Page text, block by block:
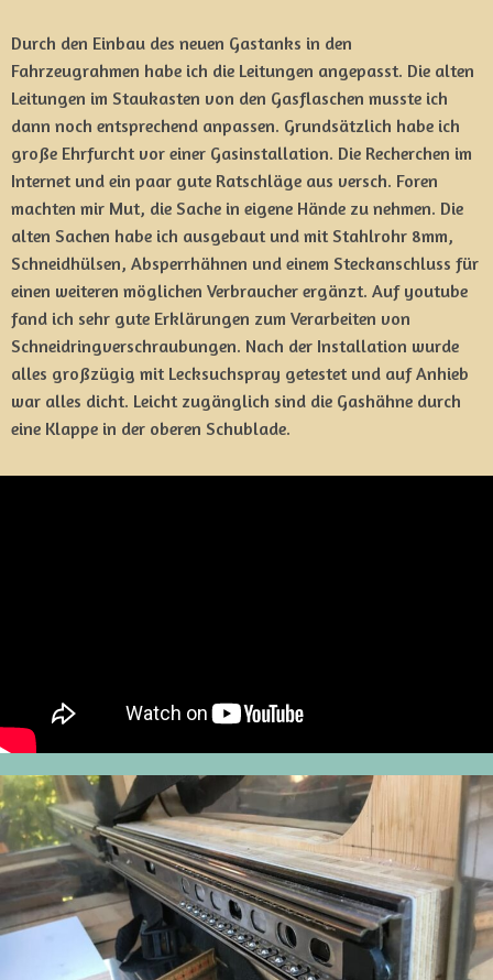
Durch den Einbau des neuen Gastanks in den
Fahrzeugrahmen habe ich die Leitungen angepasst. Die alten
Leitungen im Staukasten von den Gasflaschen musste ich
dann noch entsprechend anpassen. Grundsätzlich habe ich
große Ehrfurcht vor einer Gasinstallation. Die Recherchen im
Internet und ein paar gute Ratschläge aus versch. Foren
machten mir Mut, die Sache in eigene Hände zu nehmen. Die
alten Sachen habe ich ausgebaut und mit Stahlrohr 8mm,
Schneidhülsen, Absperrhähnen und einem Steckanschluss für
einen weiteren möglichen Verbraucher ergänzt. Auf youtube
fand ich sehr gute Erklärungen zum Verarbeiten von
Schneidringverschraubungen. Nach der Installation wurde
alles großzügig mit Lecksuchspray getestet und auf Anhieb
war alles dicht. Leicht zugänglich sind die Gashähne durch
eine Klappe in der oberen Schublade.